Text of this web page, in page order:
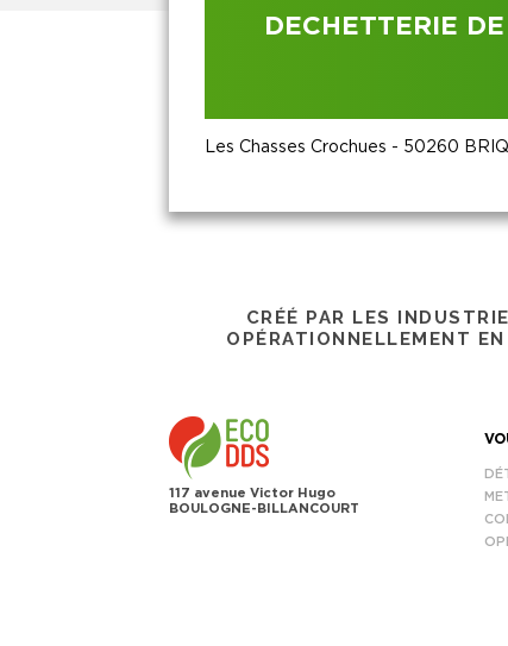
DECHETTERIE
Les Chasses Crochues - 50260
CRÉÉ PAR LES
OPÉRATIONNELLEMENT
117 avenue Victor Hugo
BOULOGNE-BILLANCOURT